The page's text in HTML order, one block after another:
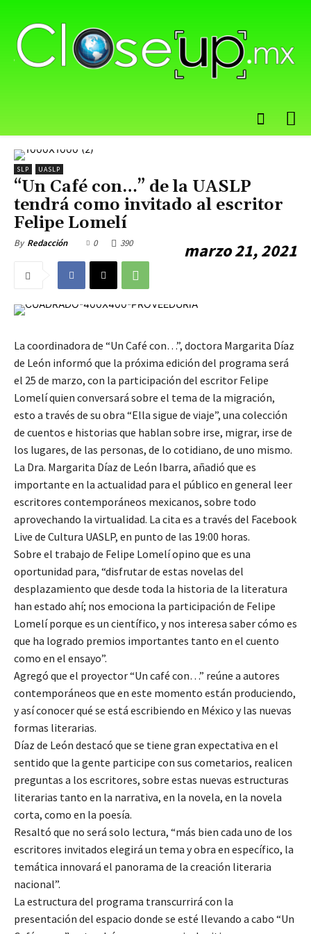
SLP UASLP
“Un Café con…” de la UASLP
tendrá como invitado al escritor
Felipe Lomelí
By Redacción marzo 21, 2021
0 390
La coordinadora de “Un Café con…”, doctora Margarita Díaz
de León informó que la próxima edición del programa será
el 25 de marzo, con la participación del escritor Felipe
Lomelí quien conversará sobre el tema de la migración,
esto a través de su obra “Ella sigue de viaje”, una colección
de cuentos e historias que hablan sobre irse, migrar, irse de
los lugares, de las personas, de lo cotidiano, de uno mismo.
La Dra. Margarita Díaz de León Ibarra, añadió que es
importante en la actualidad para el público en general leer
escritores contemporáneos mexicanos, sobre todo
aprovechando la virtualidad. La cita es a través del Facebook
Live de Cultura UASLP, en punto de las 19:00 horas.
Sobre el trabajo de Felipe Lomelí opino que es una
oportunidad para, “disfrutar de estas novelas del
desplazamiento que desde toda la historia de la literatura
han estado ahí; nos emociona la participación de Felipe
Lomelí porque es un científico, y nos interesa saber cómo es
que ha logrado premios importantes tanto en el cuento
como en el ensayo”.
Agregó que el proyector “Un café con…” reúne a autores
contemporáneos que en este momento están produciendo,
y así conocer qué se está escribiendo en México y las nuevas
formas literarias.
Díaz de León destacó que se tiene gran expectativa en el
sentido que la gente participe con sus cometarios, realicen
preguntas a los escritores, sobre estas nuevas estructuras
literarias tanto en la narrativa, en la novela, en la novela
corta, como en la poesía.
Resaltó que no será solo lectura, “más bien cada uno de los
escritores invitados elegirá un tema y obra en específico, la
temática innovará el panorama de la creación literaria
nacional”.
La estructura del programa transcurrirá con la
presentación del espacio donde se esté llevando a cabo “Un